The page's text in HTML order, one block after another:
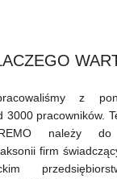
z
3000 pracowników.
należy do
firm